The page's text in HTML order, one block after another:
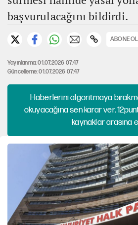
başvurulacağını bildirdi.
ABONE OL
Yayınlanma: 01.07.2026 07:47
Güncelleme: 01.07.2026 07:47
Haberlerini algoritmaya
okuyacağına sen karar ver.
kaynaklar arasına